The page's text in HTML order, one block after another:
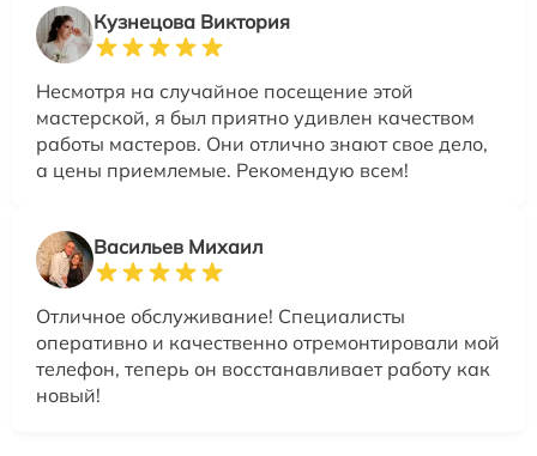
Кузнецова Виктория
Несмотря на случайное посещение этой
мастерской, я был приятно удивлен качеством
работы мастеров. Они отлично знают свое дело,
а цены приемлемые. Рекомендую всем!
Васильев Михаил
Отличное обслуживание! Специалисты
оперативно и качественно отремонтировали мой
телефон, теперь он восстанавливает работу как
новый!